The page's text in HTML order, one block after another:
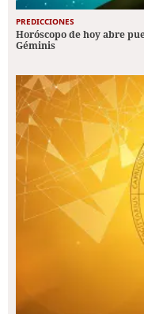
PREDICCIONES
Horóscopo de hoy abre
Géminis